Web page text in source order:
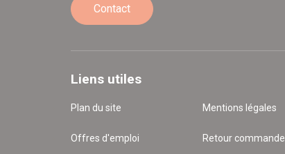
Contact
Liens utiles
Plan du site Mentions légales
Offres d'emploi Retour commande